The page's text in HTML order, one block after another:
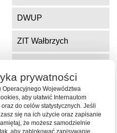
DWUP
ZIT Wałbrzych
Funduszu Spójności Unii
Pomoc Techniczna
prywatności
Województwa
aby ułatwić Internautom
do celów statystycznych. Jeśli
się na ich użycie oraz zapisanie
że możesz samodzielnie
aby zablokować zapisywanie